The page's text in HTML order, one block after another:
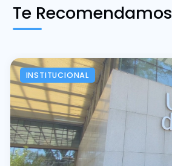
Te Recomendamos
INSTITUCIONAL